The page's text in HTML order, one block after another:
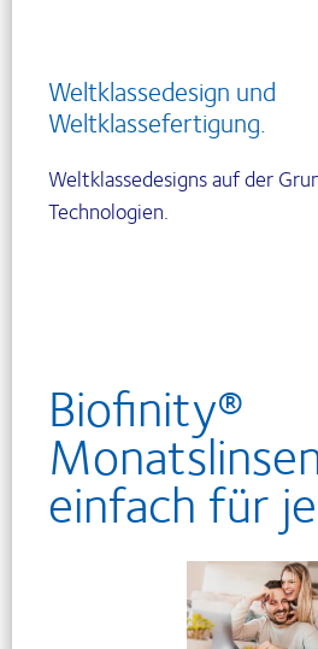
Weltklassedesign und
Weltklassefertigung.
Weltklassedesigns auf der
Technologien.
Biofinity®
einfach für